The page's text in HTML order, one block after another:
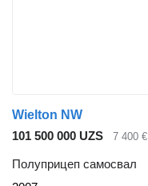
Wielton NW
101 500 000 UZS
7 400 €
Полуприцеп самосвал